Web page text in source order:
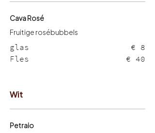
Cava Rosé
Fruitige rosébubbels
glas
€ 8
Fles
€ 40
Wit
Petraio